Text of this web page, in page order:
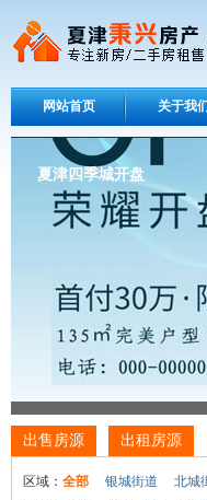
网站首页 关于我们
夏津四季城开盘
出售房源 出租房源
区域： 全部 银城街道 北城